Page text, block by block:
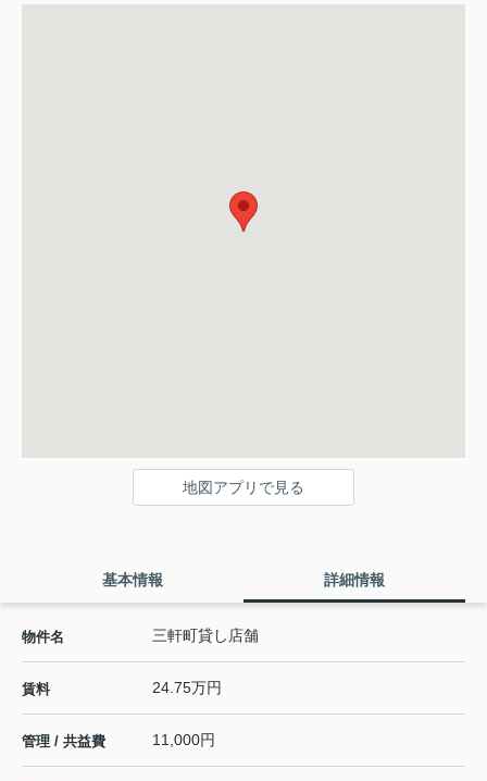
地図アプリで見る
基本情報 詳細情報
物件名 三軒町貸し店舗
賃料 24.75万円
管理 / 共益費 11,000円